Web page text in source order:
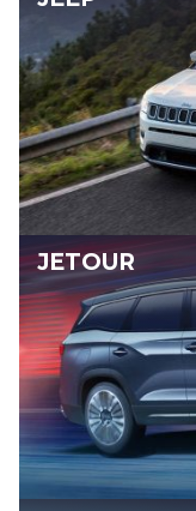
JETOUR